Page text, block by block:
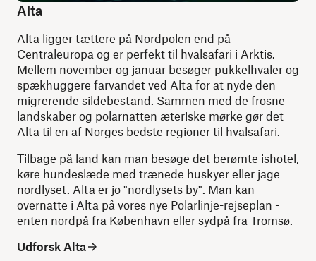
Alta
Alta ligger tættere på Nordpolen end på
Centraleuropa og er perfekt til hvalsafari i Arktis.
Mellem november og januar besøger pukkelhvaler og
spækhuggere farvandet ved Alta for at nyde den
migrerende sildebestand. Sammen med de frosne
landskaber og polarnatten æteriske mørke gør det
Alta til en af ​​Norges bedste regioner til hvalsafari.
Tilbage på land kan man besøge det berømte ishotel,
køre hundeslæde med trænede huskyer eller jage
nordlyset. Alta er jo "nordlysets by". Man kan
overnatte i Alta på vores nye Polarlinje-rejseplan -
enten nordpå fra København eller sydpå fra Tromsø.
Udforsk Alta